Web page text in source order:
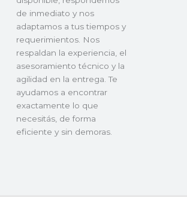
de inmediato y nos
adaptamos a tus tiempos y
requerimientos. Nos
respaldan la experiencia, el
asesoramiento técnico y la
agilidad en la entrega. Te
ayudamos a encontrar
exactamente lo que
necesitás, de forma
eficiente y sin demoras.